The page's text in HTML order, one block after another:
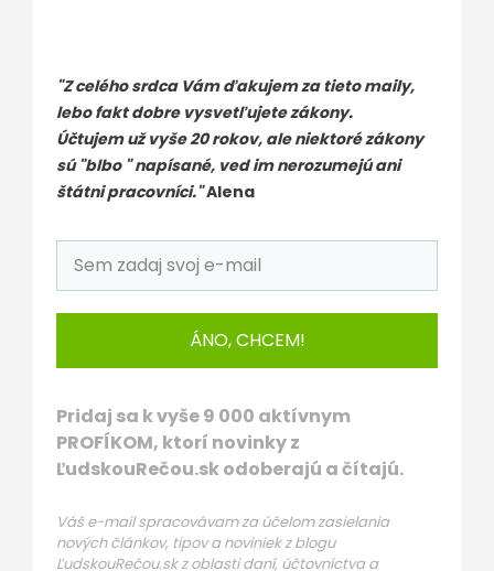
"Z celého srdca Vám ďakujem za tieto maily,
lebo fakt dobre vysvetľujete zákony.
Účtujem už vyše 20 rokov, ale niektoré zákony
sú "blbo " napísané, ved im nerozumejú ani
štátni pracovníci."Alena
ÁNO, CHCEM!
Pridaj sa k vyše 9 000 aktívnym
PROFÍKOM, ktorí novinky z
ĽudskouRečou.sk odoberajú a čítajú.
Váš e-mail spracovávam za účelom zasielania
nových článkov, tipov a noviniek z blogu
ĽudskouRečou.sk z oblasti daní, účtovníctva a